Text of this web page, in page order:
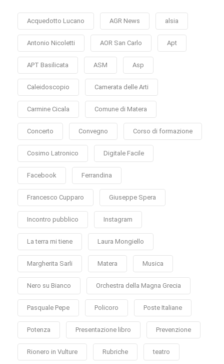
Acquedotto Lucano AGR News alsia
Antonio Nicoletti AOR San Carlo Apt
APT Basilicata ASM Asp
Caleidoscopio Camerata delle Arti
Carmine Cicala Comune di Matera
Concerto Convegno Corso di formazione
Cosimo Latronico Digitale Facile
Facebook Ferrandina
Francesco Cupparo Giuseppe Spera
Incontro pubblico Instagram
La terra mi tiene Laura Mongiello
Margherita Sarli Matera Musica
Nero su Bianco Orchestra della Magna Grecia
Pasquale Pepe Policoro Poste Italiane
Potenza Presentazione libro Prevenzione
Rionero in Vulture Rubriche teatro